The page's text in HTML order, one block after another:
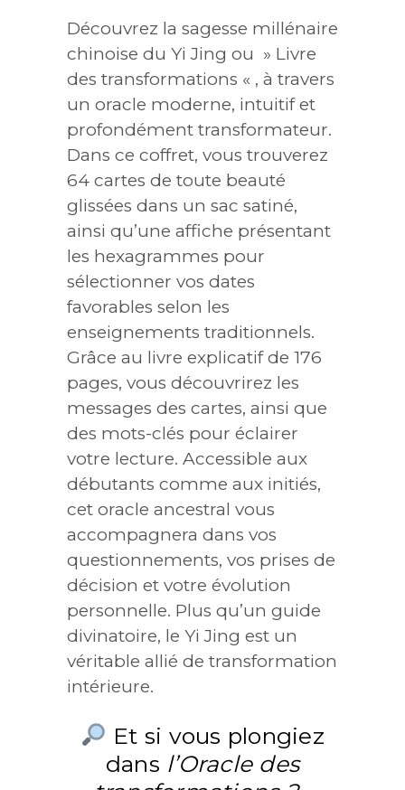
Découvrez la sagesse millénaire
chinoise du Yi Jing ou » Livre
des transformations « , à travers
un oracle moderne, intuitif et
profondément transformateur.
Dans ce coffret, vous trouverez
64 cartes de toute beauté
glissées dans un sac satiné,
ainsi qu’une affiche présentant
les hexagrammes pour
sélectionner vos dates
favorables selon les
enseignements traditionnels.
Grâce au livre explicatif de 176
pages, vous découvrirez les
messages des cartes, ainsi que
des mots-clés pour éclairer
votre lecture. Accessible aux
débutants comme aux initiés,
cet oracle ancestral vous
accompagnera dans vos
questionnements, vos prises de
décision et votre évolution
personnelle. Plus qu’un guide
divinatoire, le Yi Jing est un
véritable allié de transformation
intérieure.
Et si vous plongiez
dans l’Oracle des